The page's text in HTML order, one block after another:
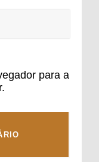
para a